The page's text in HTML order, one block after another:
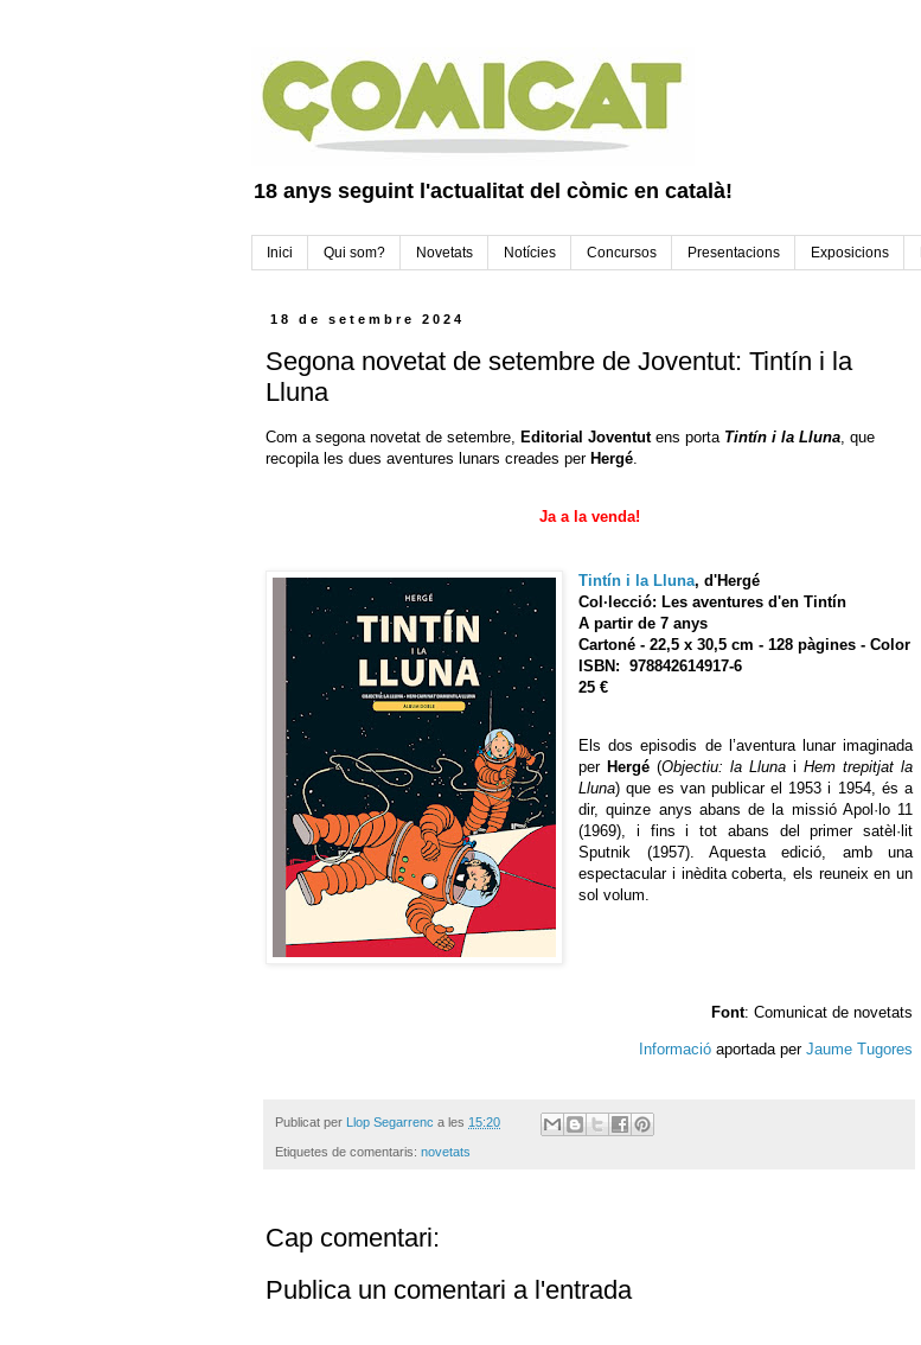
18 anys seguint l'actualitat del còmic en català!
Inici Qui som? Novetats Notícies Concursos Presentacions Exposicions
18 de setembre 2024
Segona novetat de setembre de Joventut: Tintín i la
Lluna
Com a segona novetat de setembre, Editorial Joventutens porta Tintín i la Lluna, que
recopila les dues aventures lunars creades per Hergé.
Ja a la venda!
Tintín i la Lluna, d'Hergé
Col·lecció: Les aventures d'en Tintín
A partir de 7 anys
Cartoné - 22,5 x 30,5 cm - 128 pàgines - Color
ISBN: 978842614917-6
25 €
Els dos episodis de l’aventura lunar imaginada
per Hergé (Objectiu: la Lluna iHem trepitjat la
Lluna) que es van publicar el 1953 i 1954, és a
dir, quinze anys abans de la missió Apol·lo 11
(1969), i fins i tot abans del primer satèl·lit
Sputnik (1957). Aquesta edició, amb una
espectacular i inèdita coberta, els reuneix en un
sol volum.
Font: Comunicat de novetats
Informació aportada per Jaume Tugores
Publicat per Llop Segarrenc a les 15:20
Etiquetes de comentaris: novetats
Cap comentari:
Publica un comentari a l'entrada